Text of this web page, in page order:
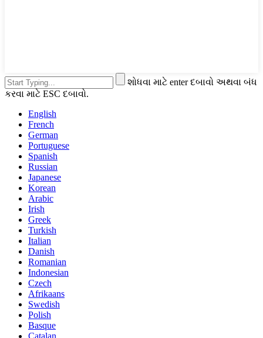
શોધવા માટે enter દબાવો અથવા બંધ
કરવા માટે ESC દબાવો.
English
French
German
Portuguese
Spanish
Russian
Japanese
Korean
Arabic
Irish
Greek
Turkish
Italian
Danish
Romanian
Indonesian
Czech
Afrikaans
Swedish
Polish
Basque